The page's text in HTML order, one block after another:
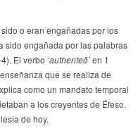
o eran engañadas por los
sido engañada por las palabras
El verbo ‘authenteō’en 1
que se realiza de
como un mandato temporal
a los creyentes de Éfeso.
de hoy.